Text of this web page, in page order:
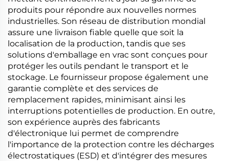
produits pour répondre aux nouvelles normes
industrielles. Son réseau de distribution mondial
assure une livraison fiable quelle que soit la
localisation de la production, tandis que ses
solutions d'emballage en vrac sont conçues pour
protéger les outils pendant le transport et le
stockage. Le fournisseur propose également une
garantie complète et des services de
remplacement rapides, minimisant ainsi les
interruptions potentielles de production. En outre,
son expérience auprès des fabricants
d'électronique lui permet de comprendre
l'importance de la protection contre les décharges
électrostatiques (ESD) et d'intégrer des mesures